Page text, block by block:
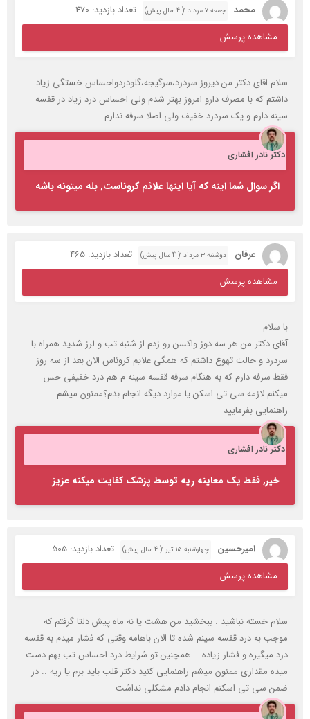
محمد جمعه ۷ مرداد ۱( 4 سال پیش)
تعداد بازدید: 470
مشاهده پرسش
سلام اقای دکتر من دیروز سردرد،سرگیجه،گلودردواحساس خستگی زیاد
داشتم که با مصرف دارو امروز بهتر شدم ولی احساس درد زیاد در قفسه
سینه دارم و یک سردرد خفیف ولی اصلا سرفه ندارم
دکتر نادر افشاری
اگر سوال شما اینه که آیا اینها علائم کروناست, بله میتونه باشه
عرفان دوشنبه ۳ مرداد ۱( 4 سال پیش)
تعداد بازدید: 465
مشاهده پرسش
با سلام
آقای دکتر من هر سه دوز واکسن رو زدم از شنبه تب و لرز شدید همراه با
سردرد و حالت تهوع داشتم که همگی علایم کروناس الان بعد از سه روز
فقط سرفه دارم که به هنگام سرفه قفسه سینه م هم درد خفیفی حس
میکنم لازمه سی تی اسکن یا موارد دیگه انجام بدم؟ممنون میشم
راهنمایی بفرمایید
دکتر نادر افشاری
خیر, فقط یک معاینه ریه توسط پزشک کفایت میکنه عزیز
امیرحسین چهارشنبه ۱۵ تیر ۱( 4 سال پیش)
تعداد بازدید: 505
مشاهده پرسش
سلام خسته نباشید . ببخشید من هشت یا نه ماه پیش دلتا گرفتم که
موجب به درد قفسه سینم شده تا الان باهامه وقتی که فشار میدم به قفسه
درد میگیره و فشار زیاده .. همچنین تو شرایط درد احساس تب بهم دست
میده مقداری ممنون میشم راهنمایی کنید دکتر قلب باید برم یا ریه .. در
ضمن سی تی اسکنم انجام دادم مشکلی نداشت